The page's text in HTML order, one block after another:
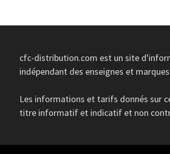
cfc-distribution.com est un site
indépendant des enseignes et
Les informations et tarifs donnés sur
titre informatif et indicatif et non